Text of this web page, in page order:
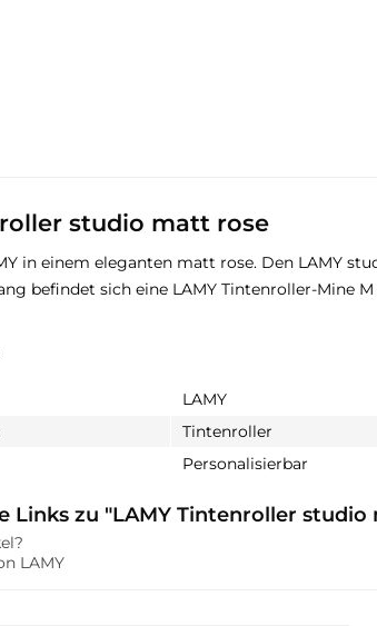
studio matt rose
in einem eleganten matt rose. Den LAMY
befindet sich eine LAMY Tintenroller-Mine M
LAMY
Tintenroller
Personalisierbar
Links zu "LAMY Tintenroller studio
LAMY